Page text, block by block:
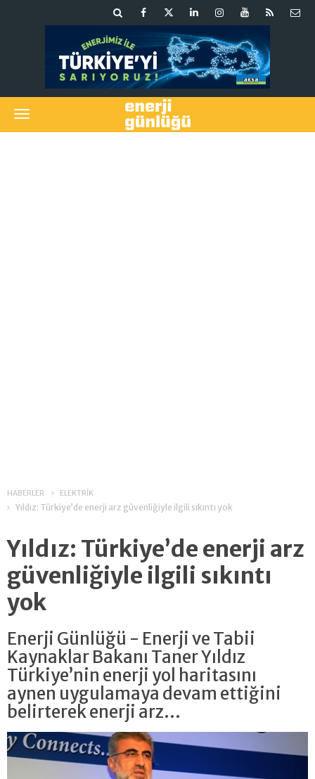
HABERLER ELEKTRİK
Yıldız: Türkiye’de enerji arz güvenliğiyle ilgili sıkıntı yok
Yıldız: Türkiye’de enerji arz
güvenliğiyle ilgili sıkıntı
yok
Enerji Günlüğü - Enerji ve Tabii
Kaynaklar Bakanı Taner Yıldız
Türkiye’nin enerji yol haritasını
aynen uygulamaya devam ettiğini
belirterek enerji arz...